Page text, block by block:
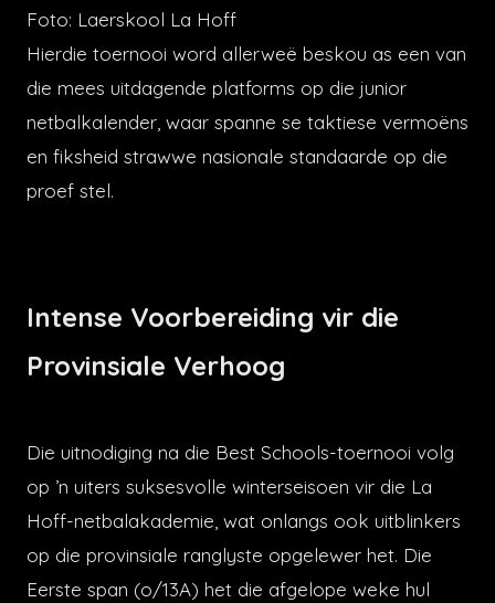
Foto: Laerskool La Hoff
Hierdie toernooi word allerweë beskou as een van
die mees uitdagende platforms op die junior
netbalkalender, waar spanne se taktiese vermoëns
en fiksheid strawwe nasionale standaarde op die
proef stel.
Intense Voorbereiding vir die
Provinsiale Verhoog
Die uitnodiging na die Best Schools-toernooi volg
op ’n uiters suksesvolle winterseisoen vir die La
Hoff-netbalakademie, wat onlangs ook uitblinkers
op die provinsiale ranglyste opgelewer het. Die
Eerste span (o/13A) het die afgelope weke hul